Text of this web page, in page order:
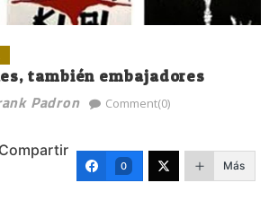
también embajadores
Padron Comment(0)
Compartir
0 Más